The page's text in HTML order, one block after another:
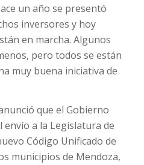
un año se presentó
inversores y hoy
en marcha. Algunos
pero todos se están
muy buena iniciativa de
que el Gobierno
envío a la Legislatura de
Código Unificado de
municipios de Mendoza,